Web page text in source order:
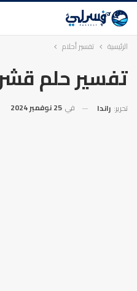
الرئيسية تفسير أحلام
تفسير حلم
تحرير: راندا في 25 نوفمبر 2024